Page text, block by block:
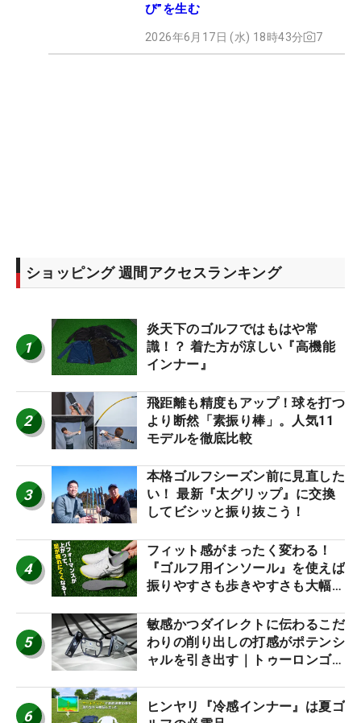
び”を生む
2026年6月17日 (水) 18時43分 7
ショッピング 週間アクセスランキング
1
炎天下のゴルフではもはや常
識！？ 着た方が涼しい『高機能
インナー』
2
飛距離も精度もアップ！球を打つ
より断然「素振り棒」。人気11
モデルを徹底比較
3
本格ゴルフシーズン前に見直した
い！ 最新『太グリップ』に交換
してビシッと振り抜こう！
4
フィット感がまったく変わる！
『ゴルフ用インソール』を使えば
振りやすさも歩きやすさも大幅に
5
敏感かつダイレクトに伝わるこだ
わりの削り出しの打感がポテンシ
ャルを引き出す｜トゥーロンゴル
6
ヒンヤリ『冷感インナー』は夏ゴ